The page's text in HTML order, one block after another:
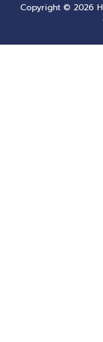
Copyright © 2026